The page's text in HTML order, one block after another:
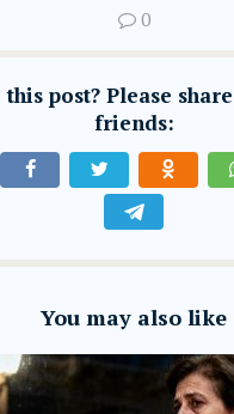
0
post? Please
friends:
You may also like